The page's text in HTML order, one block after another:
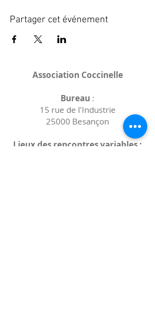
Partager cet événement
Association Coccinelle
Bureau :
15 rue de l'Industrie
25000 Besançon
Lieux des rencontres variables :